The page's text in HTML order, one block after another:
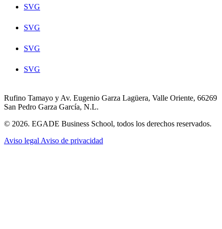
SVG
SVG
SVG
SVG
Rufino Tamayo y Av. Eugenio Garza Lagüera, Valle Oriente, 66269
San Pedro Garza García, N.L.
© 2026. EGADE Business School, todos los derechos reservados.
Aviso legal Aviso de privacidad